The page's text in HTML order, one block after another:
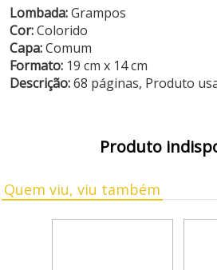
Lombada:Grampos
Cor:Colorido
Capa:Comum
Formato: 19 cm x 14 cm
Descrição:68 páginas, Produto
Produto
Quem viu, viu também